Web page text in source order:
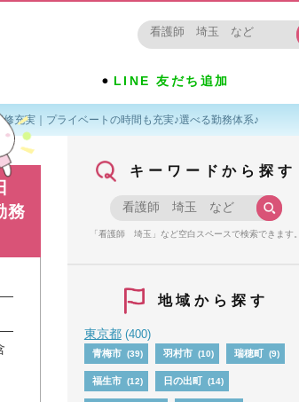
LINE 友だち追加
充実｜プライベートの時間も充実♪選べる勤務体系♪
務
キーワードから探す
「看護師 埼玉」など空白スペースで検索できます。
地域から探す
東京都(400)
青梅市 (39) 羽村市 (10) 瑞穂町 (9)
福生市 (12) 日の出町 (14)